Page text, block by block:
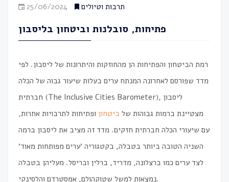
25/06/2024 תרבות וטיולים
פתיחות, סובלנות וביטחון בליסבון
רמת הביטחון והפתיחות הן מהחוזקות והיתרונות של ליסבון. לפי
מדד שפורסם לאחרונה המנתח ערים בעלות שיעור גבוה של הכלה
חברתית (The Inclusive Cities Barometer), ליסבון
מצטיינת ברמות גבוהות של ביטחון ופתיחות לתרבויות אחרות,
עם שיעורי הכלה חברתית חזקים. מדד זה מציב את ליסבון ברמה
השניה הטובה ביותר בטבלה, בקטגוריה ׳ערים מפותחות מאוד׳
לצד ערים כמו ברצלונה, מדריד, ברלין ובריסל. מעליהן בטבלה
נמצאות למשל שטוקהולם, אמסטרדם והלסינקי.